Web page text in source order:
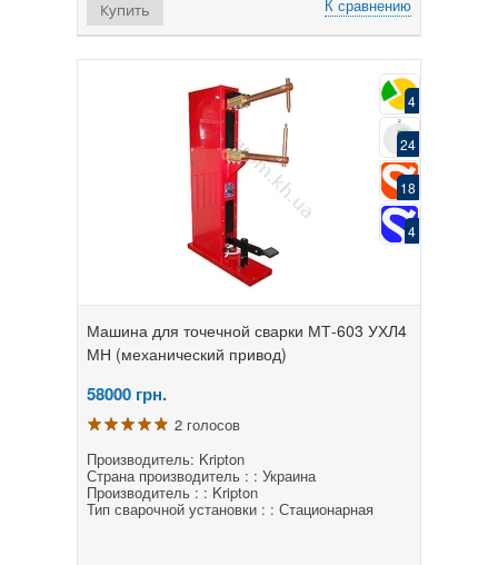
К сравнению
Купить
4
24
18
4
Машина для точечной сварки МТ-603 УХЛ4
МН (механический привод)
58000 грн.
2 голосов
Производитель: Kripton
Страна производитель : : Украина
Производитель : : Kripton
Тип сварочной установки : : Стационарная